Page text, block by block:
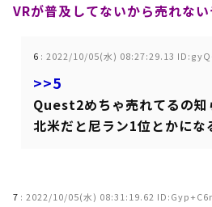
VRが普及してないから売れない
6 : 2022/10/05(水) 08:27:29.13
>>5
Quest2めちゃ売れてるの知
北米だと尼ラン1位とかにな
7 : 2022/10/05(水) 08:31:19.62